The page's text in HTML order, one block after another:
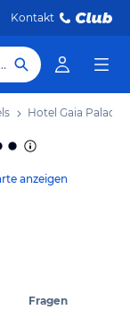
Kontakt
Hotel, Reiseziel
Hotel Gaia Palace
anzeigen
Fragen